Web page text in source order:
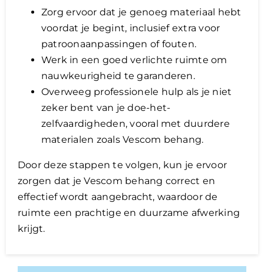
Zorg ervoor dat je genoeg materiaal hebt
voordat je begint, inclusief extra voor
patroonaanpassingen of fouten.
Werk in een goed verlichte ruimte om
nauwkeurigheid te garanderen.
Overweeg professionele hulp als je niet
zeker bent van je doe-het-
zelfvaardigheden, vooral met duurdere
materialen zoals Vescom behang.
Door deze stappen te volgen, kun je ervoor
zorgen dat je Vescom behang correct en
effectief wordt aangebracht, waardoor de
ruimte een prachtige en duurzame afwerking
krijgt.